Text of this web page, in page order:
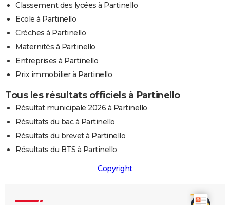
Classement des lycées à Partinello
Ecole à Partinello
Crèches à Partinello
Maternités à Partinello
Entreprises à Partinello
Prix immobilier à Partinello
Tous les résultats officiels à Partinello
Résultat municipale 2026 à Partinello
Résultats du bac à Partinello
Résultats du brevet à Partinello
Résultats du BTS à Partinello
Copyright